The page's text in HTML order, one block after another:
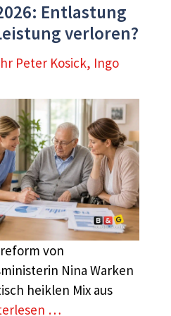
Entlastung
verloren?
Peter Kosick, Ingo
von
Nina Warken
heiklen Mix aus
…